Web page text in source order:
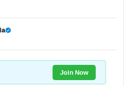
Join Now